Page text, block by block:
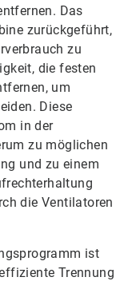
Das
zurückgeführt,
zu
die festen
um
Diese
in der
zu möglichen
und zu einem
die Ventilatoren
ist
Trennung